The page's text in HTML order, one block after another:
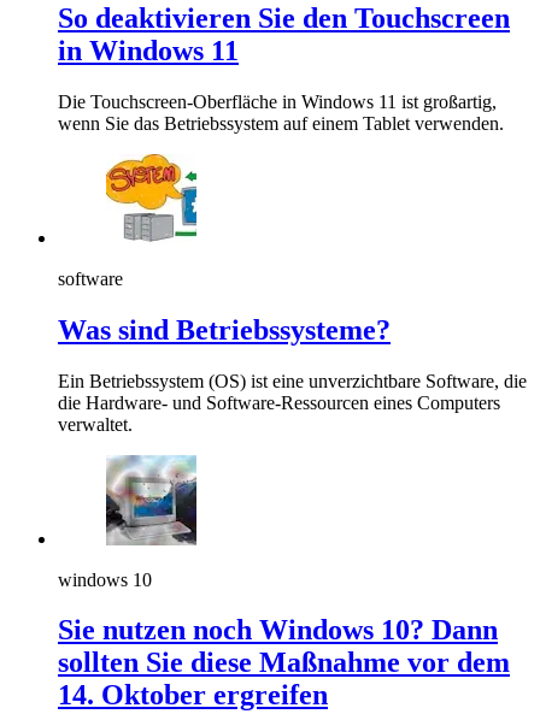
So deaktivieren Sie den Touchscreen
in Windows 11
Die Touchscreen-Oberfläche in Windows 11 ist großartig,
wenn Sie das Betriebssystem auf einem Tablet verwenden.
software
Was sind Betriebssysteme?
Ein Betriebssystem (OS) ist eine unverzichtbare Software, die
die Hardware- und Software-Ressourcen eines Computers
verwaltet.
windows 10
Sie nutzen noch Windows 10? Dann
sollten Sie diese Maßnahme vor dem
14. Oktober ergreifen